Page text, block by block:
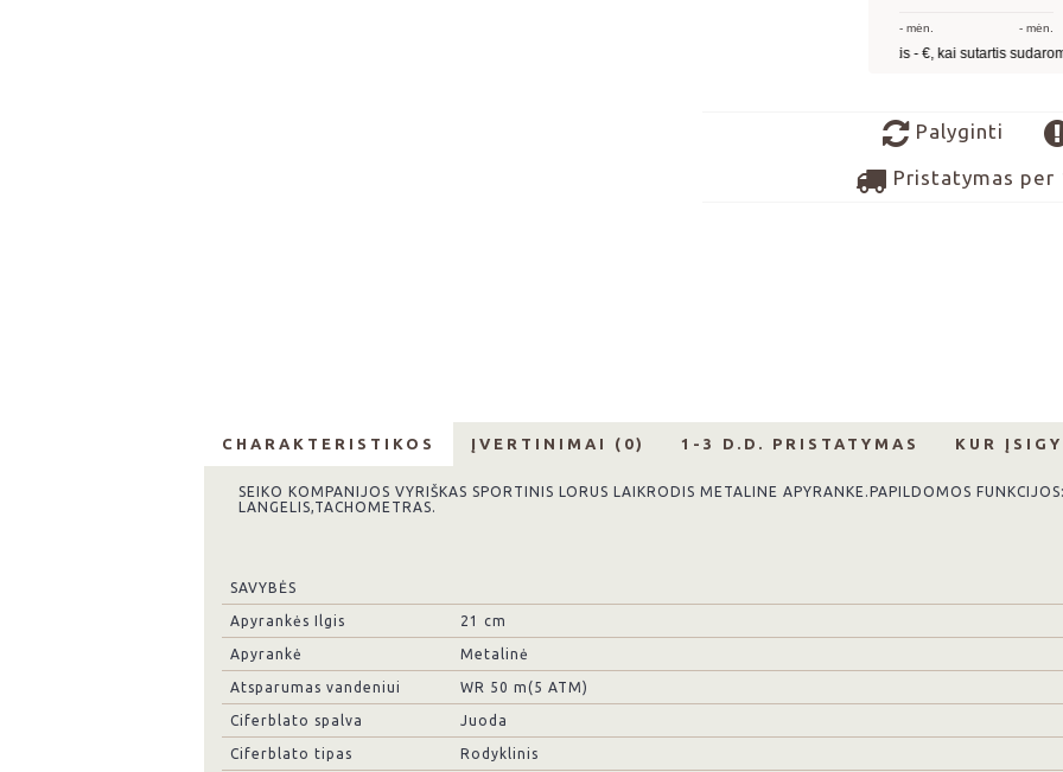
Palyginti
Pristatymas per
CHARAKTERISTIKOS ĮVERTINIMAI (0) 1-3 D.D. PRISTATYMAS KUR
SEIKO KOMPANIJOS VYRIŠKAS SPORTINIS LORUS LAIKRODIS METALINE APYRANKE.PAPILDOMOS
LANGELIS,TACHOMETRAS.
SAVYBĖS
Apyrankės Ilgis 21 cm
Apyrankė Metalinė
Atsparumas vandeniui WR 50 m(5 ATM)
Ciferblato spalva Juoda
Ciferblato tipas Rodyklinis